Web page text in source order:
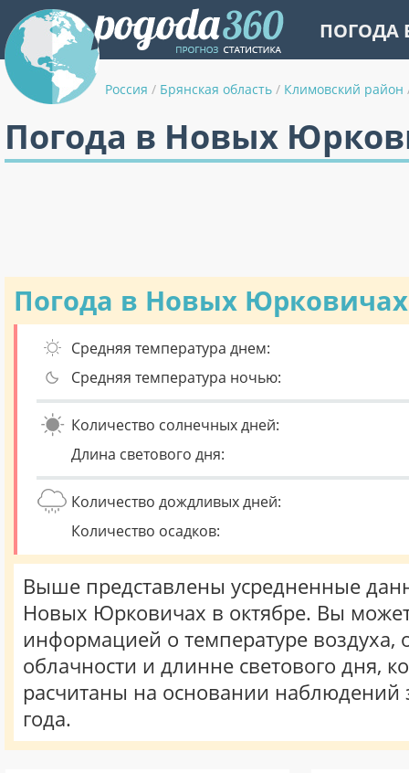
ПОГОДА
Россия / Брянская область / Климовский район
Погода в Новых
Погода в Новых Юрковичах
Средняя температура днем:
Средняя температура ночью:
Количество солнечных дней:
Длина светового дня:
Количество дождливых дней:
Количество осадков:
Выше представлены усредненные
Новых Юрковичах в октябре. Вы
информацией о температуре воздуха,
облачности и длинне светового дня,
расчитаны на основании наблюдений
года.